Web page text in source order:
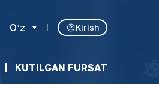
Oʻz Kirish
KUTILGAN FURSAT